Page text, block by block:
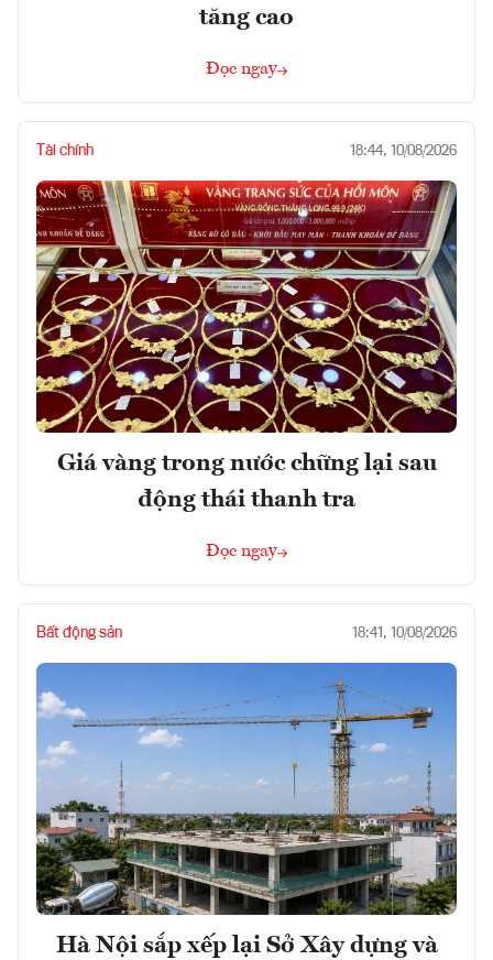
tăng cao
Đọc ngay
Tài chính 18:44, 10/08/2026
Giá vàng trong nước chững lại sau
động thái thanh tra
Đọc ngay
Bất động sản 18:41, 10/08/2026
Hà Nội sắp xếp lại Sở Xây dựng và